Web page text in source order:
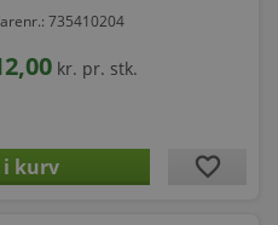
735410204
kr. pr. stk.
favorite